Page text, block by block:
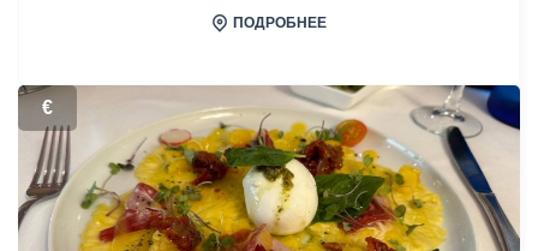
ПОДРОБНЕЕ
€